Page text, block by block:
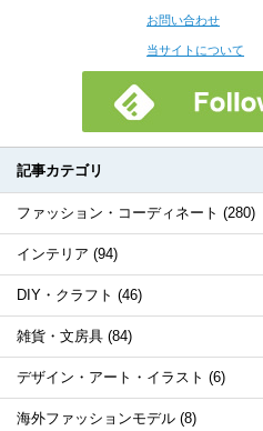
お問い合わせ
当サイトについて
記事カテゴリ
ファッション・コーディネート (280)
インテリア (94)
DIY・クラフト (46)
雑貨・文房具 (84)
デザイン・アート・イラスト (6)
海外ファッションモデル (8)